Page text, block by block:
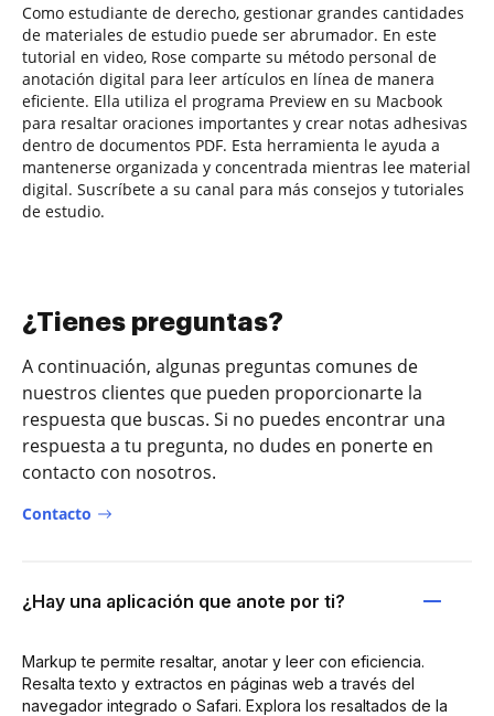
Como estudiante de derecho, gestionar grandes cantidades
de materiales de estudio puede ser abrumador. En este
tutorial en video, Rose comparte su método personal de
anotación digital para leer artículos en línea de manera
eficiente. Ella utiliza el programa Preview en su Macbook
para resaltar oraciones importantes y crear notas adhesivas
dentro de documentos PDF. Esta herramienta le ayuda a
mantenerse organizada y concentrada mientras lee material
digital. Suscríbete a su canal para más consejos y tutoriales
de estudio.
¿Tienes preguntas?
A continuación, algunas preguntas comunes de
nuestros clientes que pueden proporcionarte la
respuesta que buscas. Si no puedes encontrar una
respuesta a tu pregunta, no dudes en ponerte en
contacto con nosotros.
Contacto
¿Hay una aplicación que anote por ti?
Markup te permite resaltar, anotar y leer con eficiencia.
Resalta texto y extractos en páginas web a través del
navegador integrado o Safari. Explora los resaltados de la